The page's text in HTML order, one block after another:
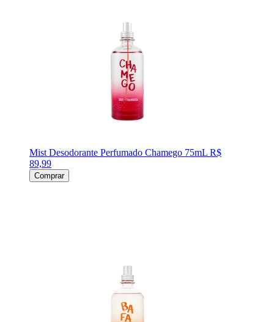
Mist Desodorante Perfumado Chamego 75mL R$
89,99
Comprar